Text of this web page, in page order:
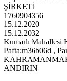
ŞİRKETİ
1760904356
15.12.2020
15.12.2032
Kumarlı Mahallesi
Pafta:m36b06d ,
ANDIRIN